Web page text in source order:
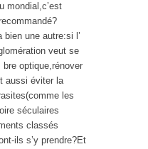
mondial,c’est
bien une autre:si l’
veut se
optique,rénover
aussi éviter la
les
séculaires
classés
ils s’y prendre?Et